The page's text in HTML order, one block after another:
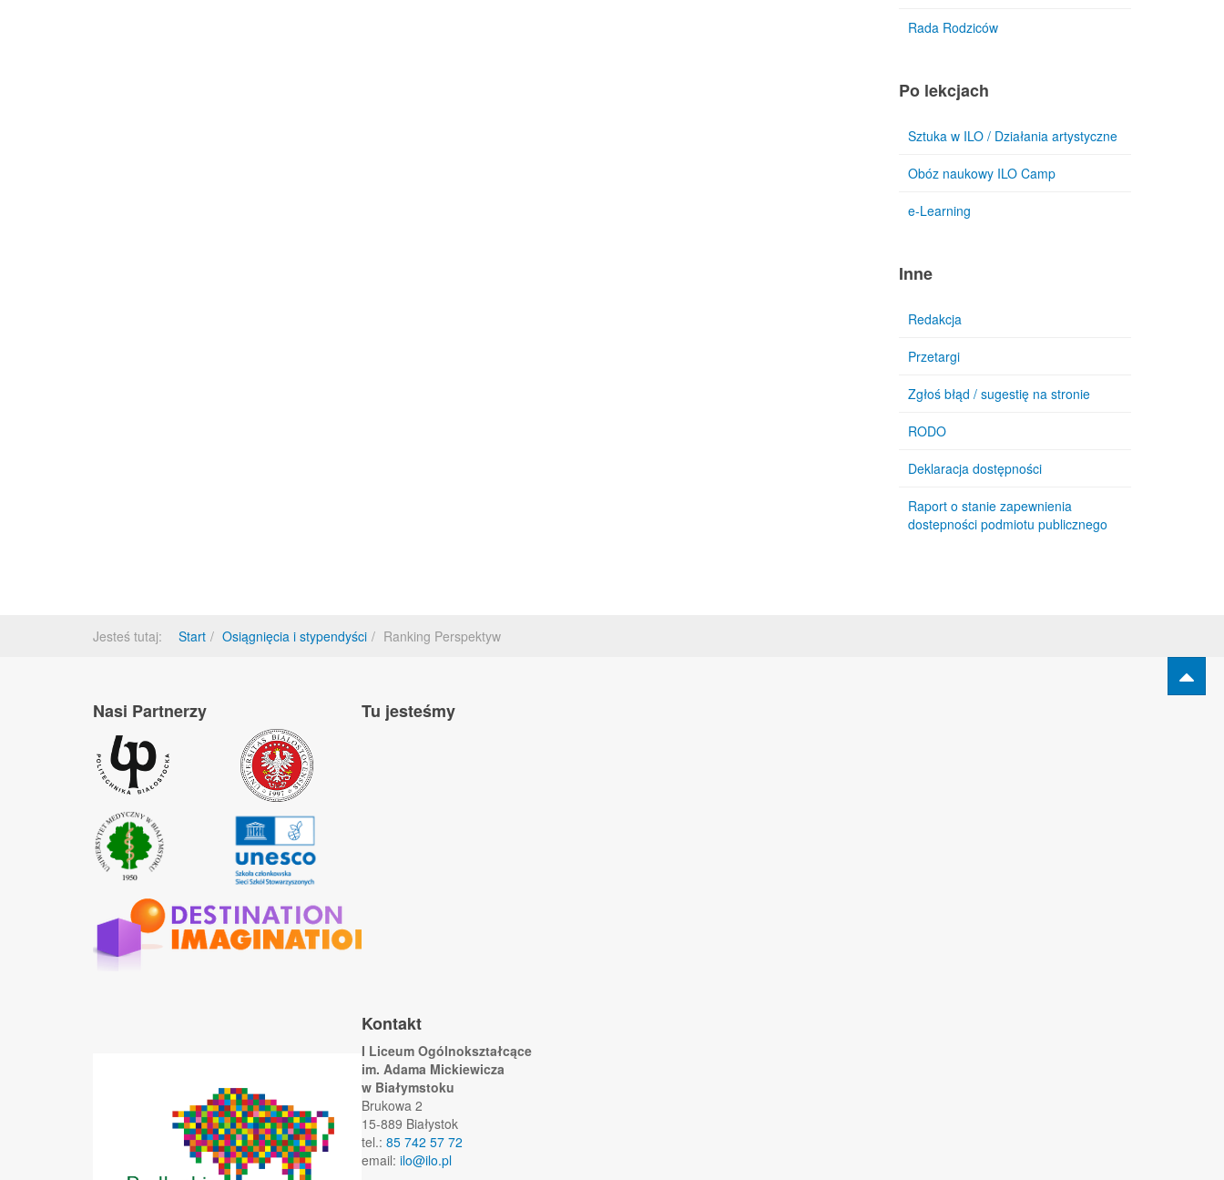
Rada Rodziców
Po lekcjach
Sztuka w ILO / Działania artystyczne
Obóz naukowy ILO Camp
e-Learning
Inne
Redakcja
Przetargi
Zgłoś błąd / sugestię na stronie
RODO
Deklaracja dostępności
Raport o stanie zapewnienia
dostepności podmiotu publicznego
Jesteś tutaj: Start Osiągnięcia i stypendyści Ranking Perspektyw
Nasi Partnerzy Tu jesteśmy
Kontakt
I Liceum Ogólnokształcące
im. Adama Mickiewicza
w Białymstoku
Brukowa 2
15-889 Białystok
tel.: 85 742 57 72
email: ilo@ilo.pl